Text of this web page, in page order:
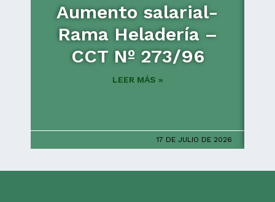
Aumento salarial-
Rama Heladería –
CCT Nº 273/96
LEER MÁS »
17 DE JULIO DE 2026